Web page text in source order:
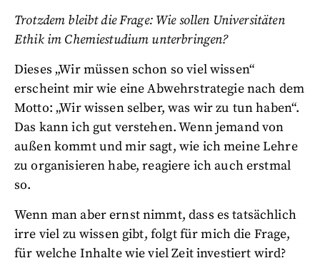
Trotzdem bleibt die Frage: Wie sollen Universitäten
Ethik im Chemiestudium unterbringen?
Dieses „Wir müssen schon so viel wissen“
erscheint mir wie eine Abwehrstrategie nach dem
Motto: „Wir wissen selber, was wir zu tun haben“.
Das kann ich gut verstehen. Wenn jemand von
außen kommt und mir sagt, wie ich meine Lehre
zu organisieren habe, reagiere ich auch erstmal
so.
Wenn man aber ernst nimmt, dass es tatsächlich
irre viel zu wissen gibt, folgt für mich die Frage,
für welche Inhalte wie viel Zeit investiert wird?